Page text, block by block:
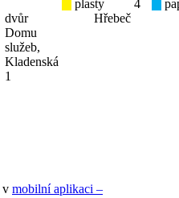
dvůr
Domu
služeb,
Kladenská
1
plasty
Hřebeč
4
v mobilní aplikaci –